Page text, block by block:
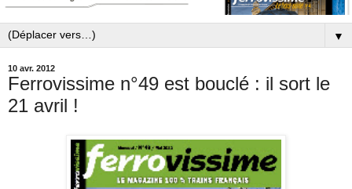
▼
10 avr. 2012
Ferrovissime n°49 est bouclé : il sort le
21 avril !